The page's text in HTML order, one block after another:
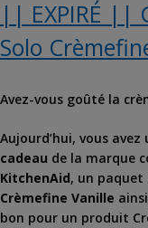
|| EXPIRÉ ||
Solo
Avez-vous goûté la
Aujourd’hui, vous
cadeau de la marque
KitchenAid, un paquet
Crèmefine Vanille
bon pour un produit